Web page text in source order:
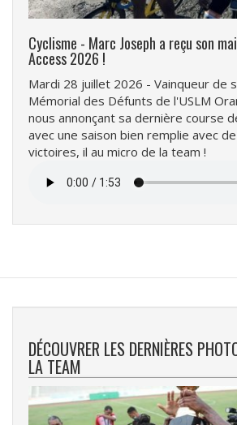
Cyclisme - Marc Joseph a reçu son
Access 2026 !
Mardi 28 juillet 2026 - Vainqueur de
Mémorial des Défunts de l'USLM
nous annonçant sa dernière course
avec une saison bien remplie avec
victoires, il au micro de la team !
audio
DÉCOUVRER LES DERNIÈRES
LA TEAM